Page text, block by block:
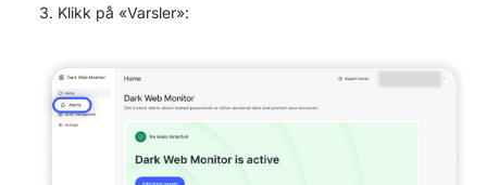
Klikk på «Varsler»: